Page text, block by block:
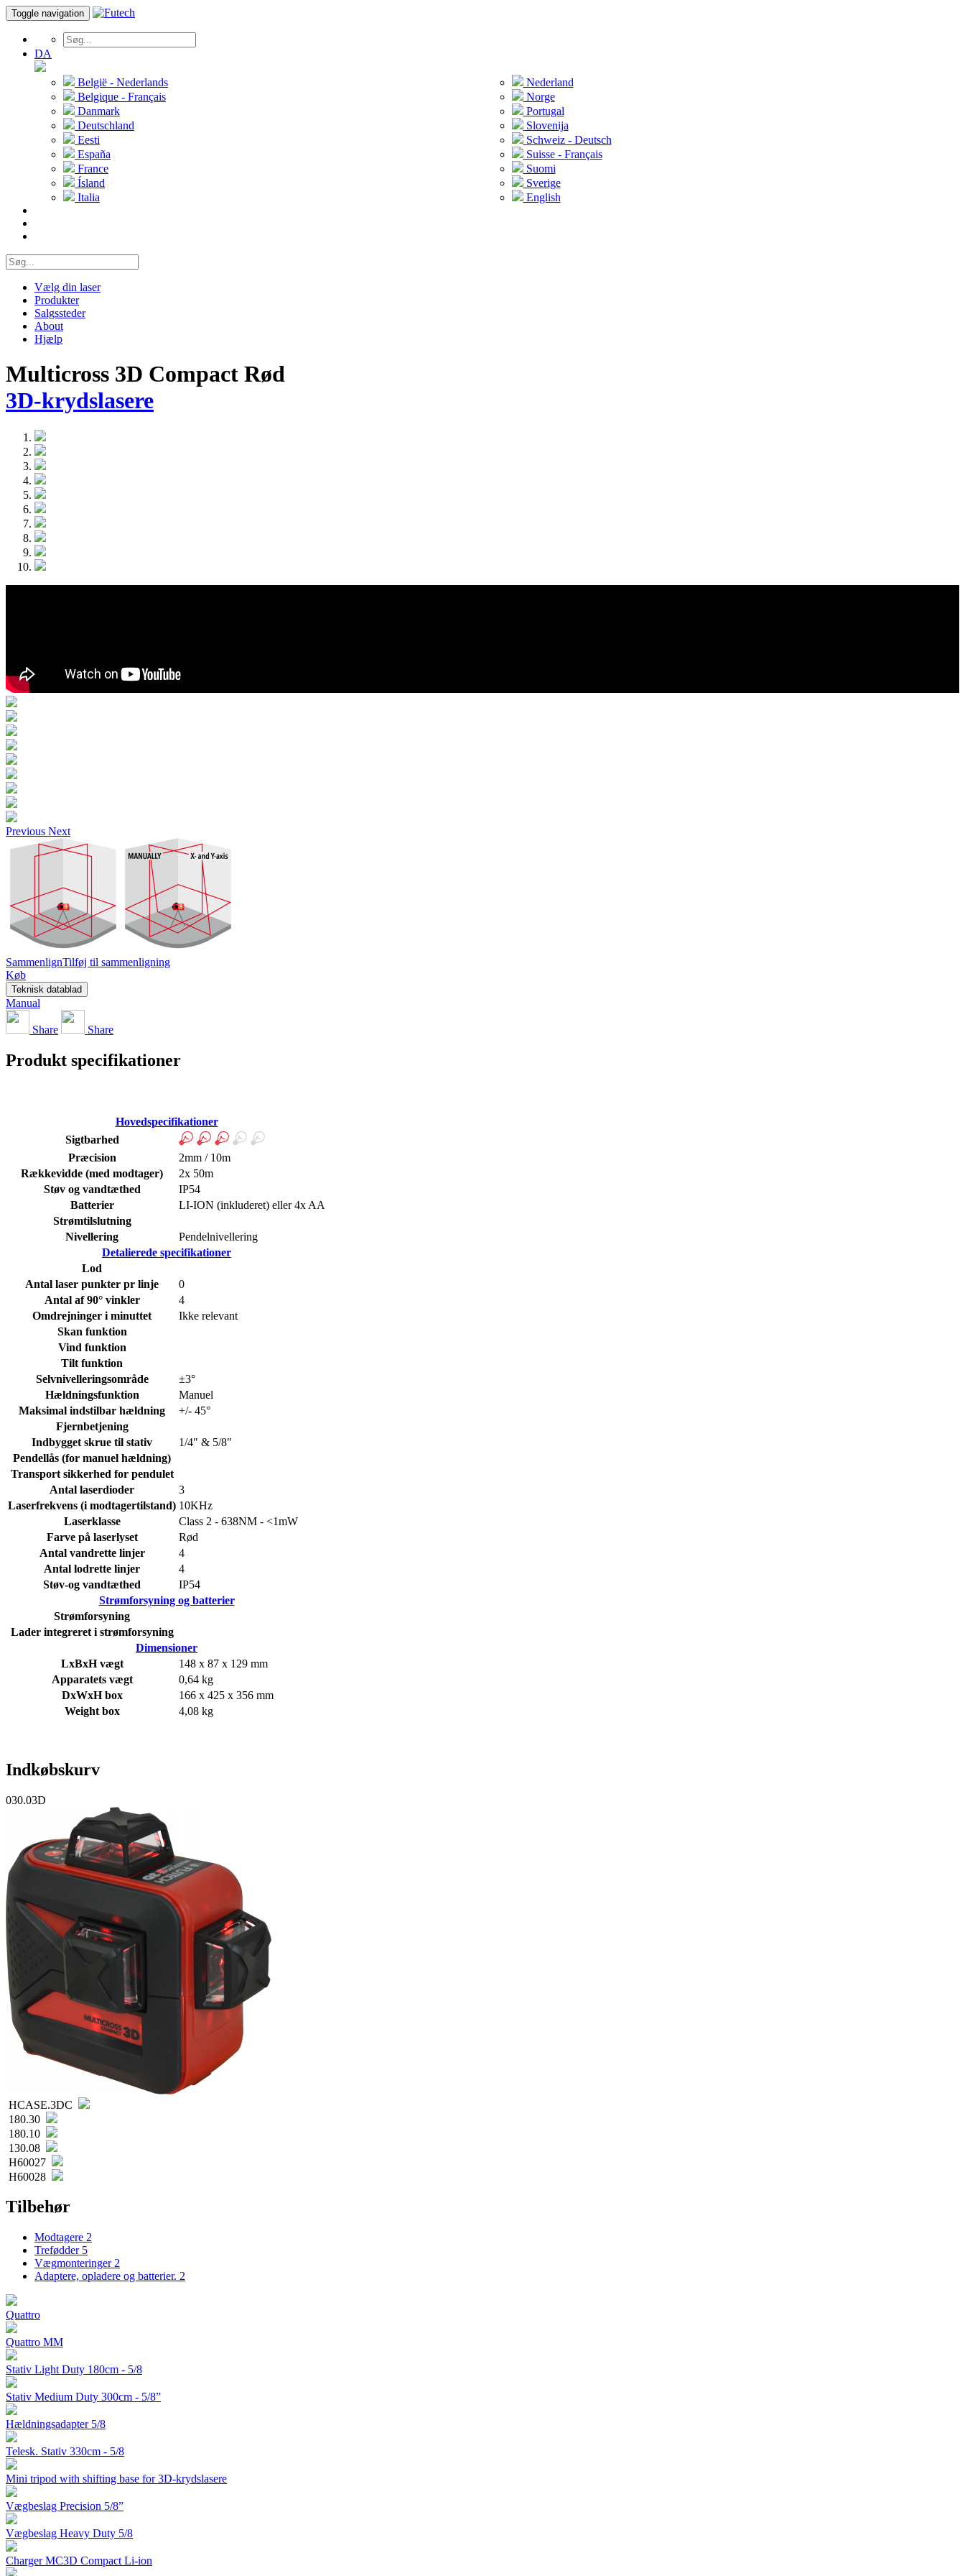
Toggle navigation
DA
België - Nederlands
Belgique - Français
Danmark
Deutschland
Eesti
España
France
Ísland
Italia
Nederland
Norge
Portugal
Slovenija
Schweiz - Deutsch
Suisse - Français
Suomi
Sverige
English
Vælg din laser
Produkter
Salgssteder
About
Hjælp
Multicross 3D Compact Rød
3D-krydslasere
Previous Next
SammenlignTilføj til sammenligning
Køb
Teknisk datablad
Manual
Share Share
Produkt specifikationer
Hovedspecifikationer
Sigtbarhed
Præcision
2mm / 10m
Rækkevidde (med modtager)
2x 50m
Støv og vandtæthed
IP54
Batterier
LI-ION (inkluderet) eller 4x AA
Strømtilslutning
Nivellering
Pendelnivellering
Detalierede specifikationer
Lod
Antal laser punkter pr linje
0
Antal af 90° vinkler
4
Omdrejninger i minuttet
Ikke relevant
Skan funktion
Vind funktion
Tilt funktion
Selvnivelleringsområde
±3°
Hældningsfunktion
Manuel
Maksimal indstilbar hældning
+/- 45°
Fjernbetjening
Indbygget skrue til stativ
1/4" & 5/8"
Pendellås (for manuel hældning)
Transport sikkerhed for pendulet
Antal laserdioder
3
Laserfrekvens (i modtagertilstand) 10KHz
Laserklasse
Class 2 - 638NM - <1mW
Farve på laserlyset
Rød
Antal vandrette linjer
4
Antal lodrette linjer
4
Støv-og vandtæthed
IP54
Strømforsyning og batterier
Strømforsyning
Lader integreret i strømforsyning
Dimensioner
LxBxH vægt
148 x 87 x 129 mm
Apparatets vægt
0,64 kg
DxWxH box
166 x 425 x 356 mm
Weight box
4,08 kg
Indkøbskurv
030.03D
HCASE.3DC
180.30
180.10
130.08
H60027
H60028
Tilbehør
Modtagere 2
Trefødder 5
Vægmonteringer 2
Adaptere, opladere og batterier. 2
Quattro
Quattro MM
Stativ Light Duty 180cm - 5/8
Stativ Medium Duty 300cm - 5/8”
Hældningsadapter 5/8
Telesk. Stativ 330cm - 5/8
Mini tripod with shifting base for 3D-krydslasere
Vægbeslag Precision 5/8”
Vægbeslag Heavy Duty 5/8
Charger MC3D Compact Li-ion